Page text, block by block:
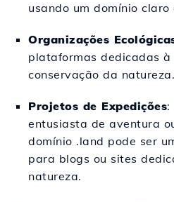
usando um domínio claro
Organizações
plataformas dedicadas à
conservação da natureza.
Projetos de Expedições:
entusiasta de aventura
domínio .land pode ser
para blogs ou sites
natureza.